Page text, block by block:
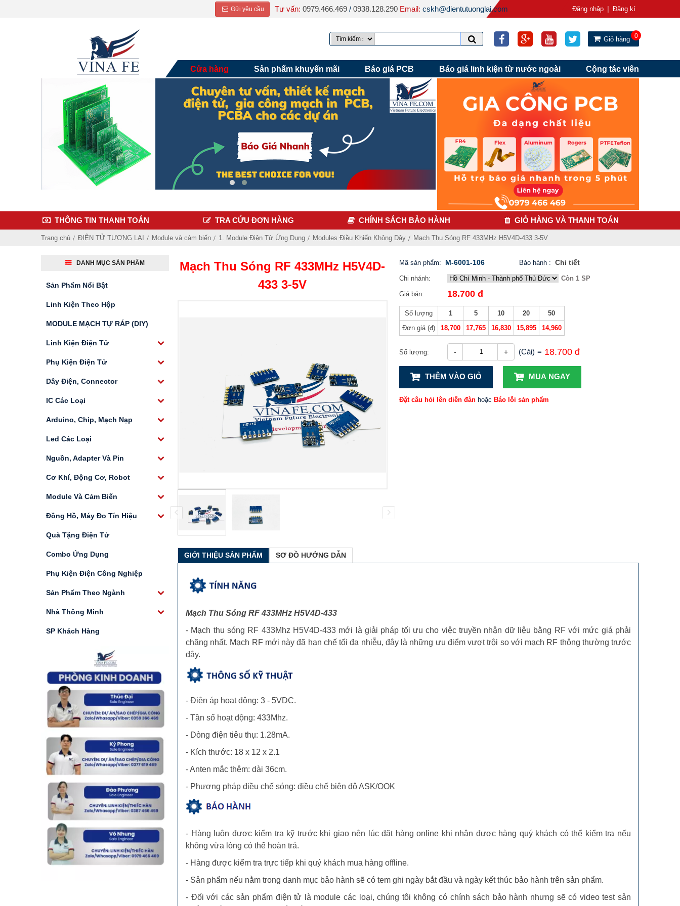
Gửi yêu cầu Tư vấn: 0979.466.469 / 0938.128.290 Email: cskh@dientutuonglai.com Đăng nhập | Đăng kí
Giỏ hàng 0
Cửa hàng Sản phẩm khuyến mãi Báo giá PCB Báo giá linh kiện từ nước ngoài Cộng tác viên
THÔNG TIN THANH TOÁN TRA CỨU ĐƠN HÀNG CHÍNH SÁCH BẢO HÀNH GIỎ HÀNG VÀ THANH TOÁN
Trang chủ ĐIỆN TỬ TƯƠNG LAI Module và cảm biến 1. Module Điện Tử Ứng Dụng Modules Điều Khiển Không Dây Mạch Thu Sóng RF 433MHz H5V4D-433 3-5V
DANH MỤC SẢN PHẨM
Sản Phẩm Nổi Bật
Linh Kiện Theo Hộp
MODULE MẠCH TỰ RÁP (DIY)
Linh Kiện Điện Tử
Phụ Kiện Điện Tử
Dây Điện, Connector
IC Các Loại
Arduino, Chip, Mạch Nạp
Led Các Loại
Nguồn, Adapter Và Pin
Cơ Khí, Động Cơ, Robot
Module Và Cảm Biến
Đồng Hồ, Máy Đo Tín Hiệu
Quà Tặng Điện Tử
Combo Ứng Dụng
Phụ Kiện Điện Công Nghiệp
Sản Phẩm Theo Ngành
Nhà Thông Minh
SP Khách Hàng
Mạch Thu Sóng RF 433MHz H5V4D-
433 3-5V
Mã sản phẩm: M-6001-106 Bảo hành : Chi tiết
Chi nhánh: Còn 1 SP
Giá bán: 18.700 đ
Số lượng
Đơn giá (đ)
1
18,700
5
17,765
10
16,830
20
15,895
50
14,960
Số lượng: - + (Cái) = 18.700 đ
THÊM VÀO GIỎ MUA NGAY
Đặt câu hỏi lên diễn đànhoặc Báo lỗi sản phẩm
GIỚI THIỆU SẢN PHẨM SƠ ĐỒ HƯỚNG DẪN
Mạch Thu Sóng RF 433MHz H5V4D-433
- Mạch thu sóng RF 433Mhz H5V4D-433 mới là giải pháp tối ưu cho việc truyền nhận dữ liệu bằng RF với mức giá phải
chăng nhất. Mạch RF mới này đã hạn chế tối đa nhiễu, đây là những ưu điểm vượt trội so với mạch RF thông thường trước
đây.
- Điện áp hoạt động: 3 - 5VDC.
- Tần số hoạt động: 433Mhz.
- Dòng điện tiêu thụ: 1.28mA.
- Kích thước: 18 x 12 x 2.1
- Anten mắc thêm: dài 36cm.
- Phương pháp điều chế sóng: điều chế biên độ ASK/OOK
- Hàng luôn được kiểm tra kỹ trước khi giao nên lúc đặt hàng online khi nhận được hàng quý khách có thể kiểm tra nếu
không vừa lòng có thể hoàn trả.
- Hàng được kiểm tra trực tiếp khi quý khách mua hàng offline.
- Sản phẩm nếu nằm trong danh mục bảo hành sẽ có tem ghi ngày bắt đầu và ngày kết thúc bảo hành trên sản phẩm.
- Đối với các sản phẩm điện tử là module các loại, chúng tôi không có chính sách bảo hành nhưng sẽ có video test sản